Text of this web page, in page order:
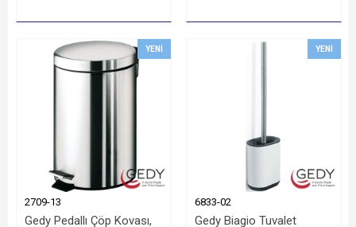
YENI
2709-13
Gedy Pedallı Çöp Kovası,
YENI
6833-02
Gedy Biagio Tuvalet